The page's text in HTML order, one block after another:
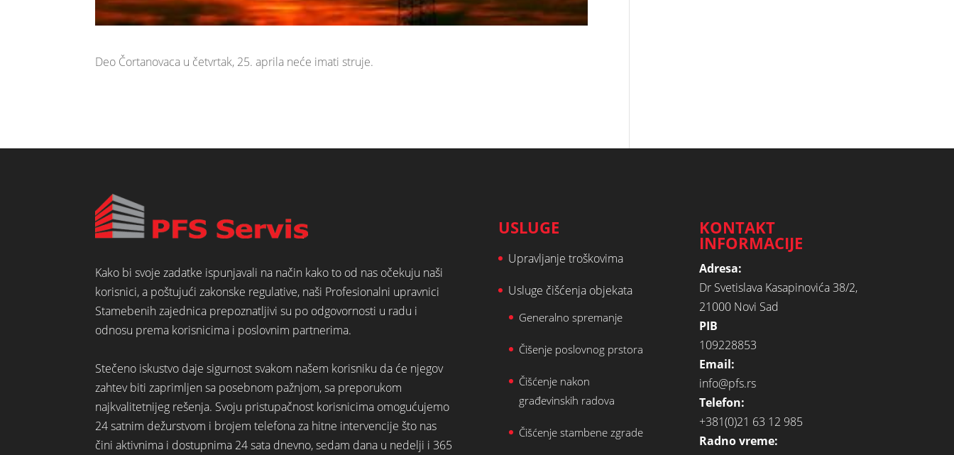
Deo Čortanovaca u četvrtak, 25. aprila neće imati struje.
Kako bi svoje zadatke ispunjavali na način kako to od nas očekuju naši
korisnici, a poštujući zakonske regulative, naši Profesionalni upravnici
Stamebenih zajednica prepoznatljivi su po odgovornosti u radu i
odnosu prema korisnicima i poslovnim partnerima.
Stečeno iskustvo daje sigurnost svakom našem korisniku da će njegov
zahtev biti zaprimljen sa posebnom pažnjom, sa preporukom
najkvalitetnijeg rešenja. Svoju pristupačnost korisnicima omogućujemo
24 satnim dežurstvom i brojem telefona za hitne intervencije što nas
čini aktivnima i dostupnima 24 sata dnevno, sedam dana u nedelji i 365
USLUGE
Upravljanje troškovima
Usluge čišćenja objekata
Generalno spremanje
Čišenje poslovnog prstora
Čišćenje nakon
građevinskih radova
Čišćenje stambene zgrade
KONTAKT
INFORMACIJE
Adresa:
Dr Svetislava Kasapinovića 38/2,
21000 Novi Sad
PIB
109228853
Email:
info@pfs.rs
Telefon:
+381(0)21 63 12 985
Radno vreme: